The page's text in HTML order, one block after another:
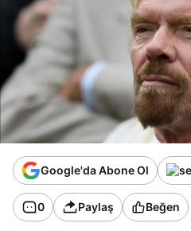
Google'da Abone Ol
0 Paylaş Beğen